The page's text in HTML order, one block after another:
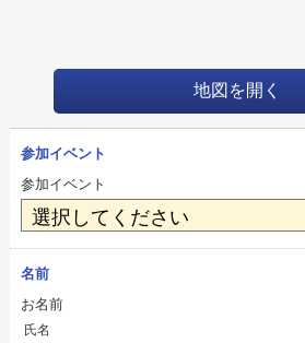
地図を開く
参加イベント
参加イベント
名前
お名前
氏名